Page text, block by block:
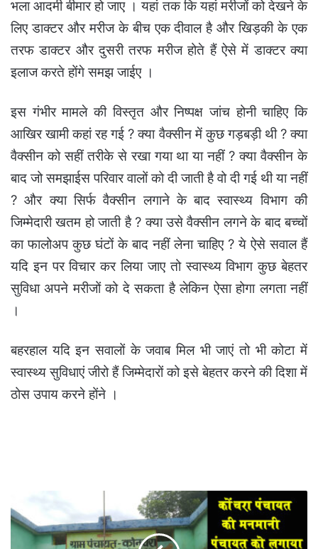
भला आदमी बीमार हो जाए । यहां तक कि यहां मरीजों को देखने के
लिए डाक्टर और मरीज के बीच एक दीवाल है और खिड़की के एक
तरफ डाक्टर और दुसरी तरफ मरीज होते हैं ऐसे में डाक्टर क्या
इलाज करते होंगे समझ जाईए ।
इस गंभीर मामले की विस्तृत और निष्पक्ष जांच होनी चाहिए कि
आखिर खामी कहां रह गई ? क्या वैक्सीन में कुछ गड़बड़ी थी ? क्या
वैक्सीन को सहीं तरीके से रखा गया था या नहीं ? क्या वैक्सीन के
बाद जो समझाईस परिवार वालों को दी जाती है वो दी गई थी या नहीं
? और क्या सिर्फ वैक्सीन लगाने के बाद स्वास्थ्य विभाग की
जिम्मेदारी खतम हो जाती है ? क्या उसे वैक्सीन लगने के बाद बच्चों
का फालोअप कुछ घंटों के बाद नहीं लेना चाहिए ? ये ऐसे सवाल हैं
यदि इन पर विचार कर लिया जाए तो स्वास्थ्य विभाग कुछ बेहतर
सुविधा अपने मरीजों को दे सकता है लेकिन ऐसा होगा लगता नहीं
।
बहरहाल यदि इन सवालों के जवाब मिल भी जाएं तो भी कोटा में
स्वास्थ्य सुविधाएं जीरो हैं जिम्मेदारों को इसे बेहतर करने की दिशा में
ठोस उपाय करने होंने ।
पंचायत
का